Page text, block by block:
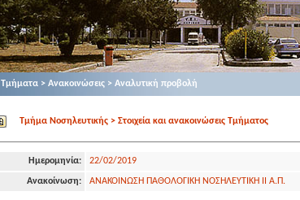
Τμήματα > Ανακοινώσεις > Αναλυτική προβολή
Τμήμα Νοσηλευτικής > Στοιχεία και ανακοινώσεις Τμήματος
Ημερομηνία: 22/02/2019
Ανακοίνωση: ΑΝΑΚΟΙΝΩΣΗ ΠΑΘΟΛΟΓΙΚΗ ΝΟΣΗΛΕΥΤΙΚΗ ΙΙ Α.Π.